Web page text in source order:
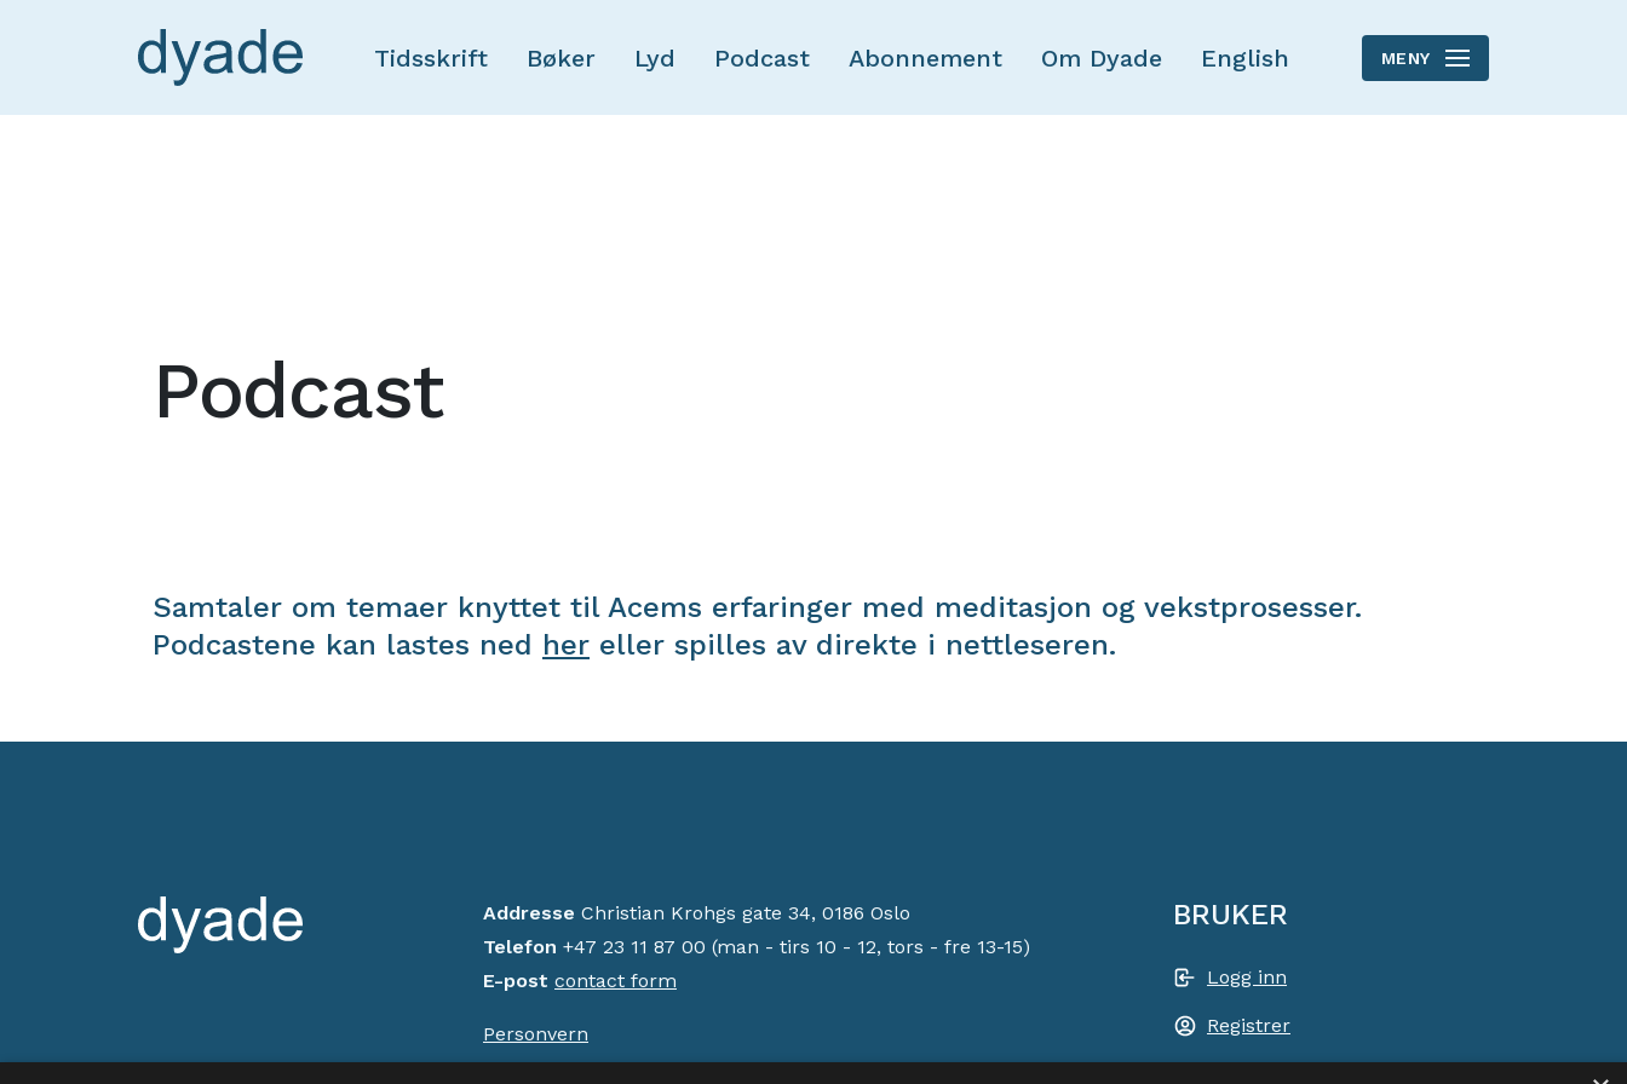
Skip to main content
Tidsskrift Bøker Lyd Podcast Abonnement Om Dyade English MENY
Podcast
Samtaler om temaer knyttet til Acems erfaringer med meditasjon og vekstprosesser.
Podcastene kan lastes ned her eller spilles av direkte i nettleseren.
Addresse Christian Krohgs gate 34, 0186 Oslo
Telefon +47 23 11 87 00 (man - tirs 10 - 12, tors - fre 13-15)
E-post contact form
Personvern
BRUKER
Logg inn
Registrer